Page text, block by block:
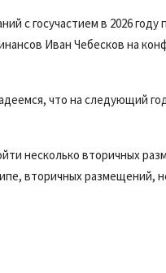
с госучастием в 2026 году
Иван Чебесков на
что на следующий
несколько вторичных
вторичных размещений,